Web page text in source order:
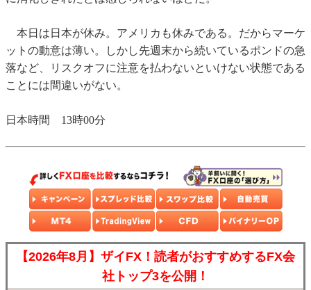
本日は日本が休み。アメリカも休みである。だからマーケ
ットの動意は薄い。しかし先週末から続いているポンドの急
落など、リスクオフに注意を払わないといけない状態である
ことには間違いがない。
日本時間 13時00分
【2026年8月】ザイFX！読者がおすすめするFX会
社トップ3を公開！